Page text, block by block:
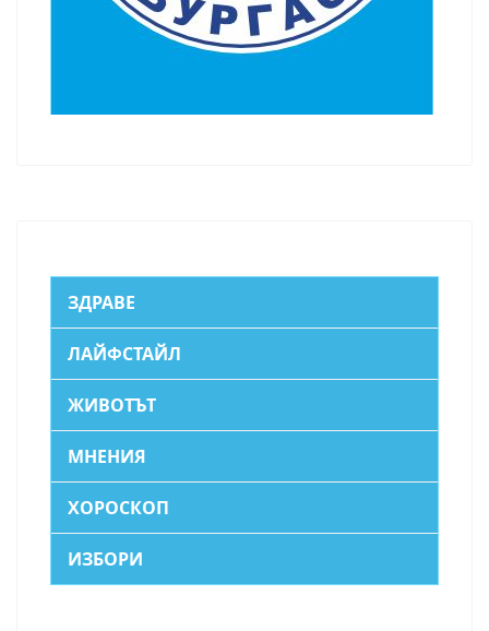
ЗДРАВЕ
ЛАЙФСТАЙЛ
ЖИВОТЪТ
МНЕНИЯ
ХОРОСКОП
ИЗБОРИ